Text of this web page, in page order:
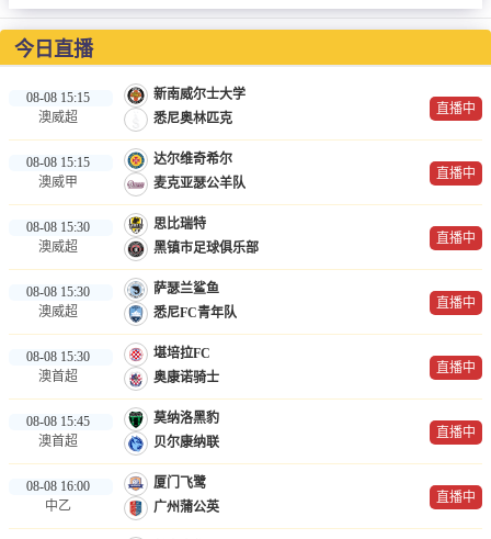
足球新闻
篮球新闻
体育词条
今日直播
08-08 15:15
澳威超
新南威尔士大学
悉尼奥林匹克
直播中
08-08 15:15
澳威甲
达尔维奇希尔
麦克亚瑟公羊队
直播中
08-08 15:30
澳威超
思比瑞特
黑镇市足球俱乐部
直播中
08-08 15:30
澳威超
萨瑟兰鲨鱼
悉尼FC青年队
直播中
08-08 15:30
澳首超
堪培拉FC
奥康诺骑士
直播中
08-08 15:45
澳首超
莫纳洛黑豹
贝尔康纳联
直播中
08-08 16:00
中乙
厦门飞鹭
广州蒲公英
直播中